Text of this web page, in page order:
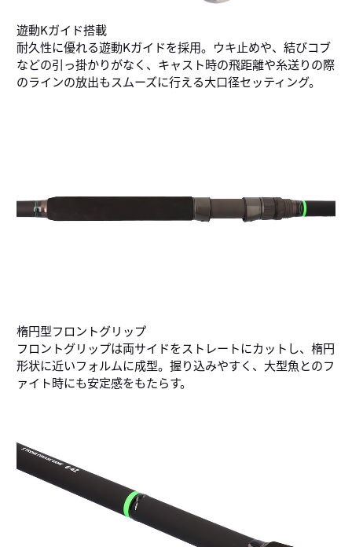
遊動Kガイド搭載
耐久性に優れる遊動Kガイドを採用。ウキ止めや、結びコブ
などの引っ掛かりがなく、キャスト時の飛距離や糸送りの際
のラインの放出もスムーズに行える大口径セッティング。
楕円型フロントグリップ
フロントグリップは両サイドをストレートにカットし、楕円
形状に近いフォルムに成型。握り込みやすく、大型魚とのフ
ァイト時にも安定感をもたらす。